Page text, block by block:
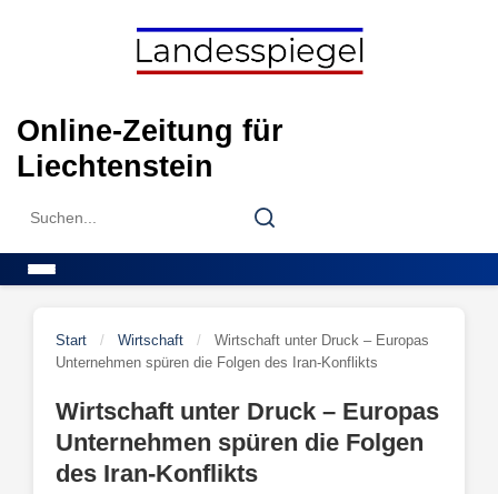
Online-Zeitung für
Liechtenstein
Search
Search
Start / Wirtschaft /
Wirtschaft unter Druck – Europas
Unternehmen spüren die Folgen des Iran-Konflikts
Wirtschaft unter Druck – Europas
Unternehmen spüren die Folgen
des Iran-Konflikts